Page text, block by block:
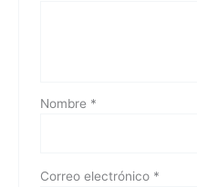
Nombre *
Correo electrónico *